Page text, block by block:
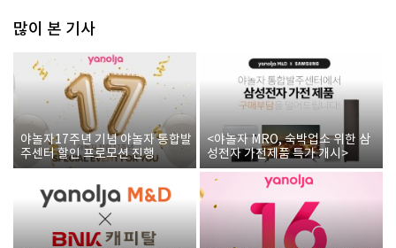
많이 본 기사
야놀자17주년 기념 야놀자 통합발
주센터 할인 프로모션 진행
<야놀자 MRO, 숙박업소 위한 삼
성전자 가전제품 특가 개시>